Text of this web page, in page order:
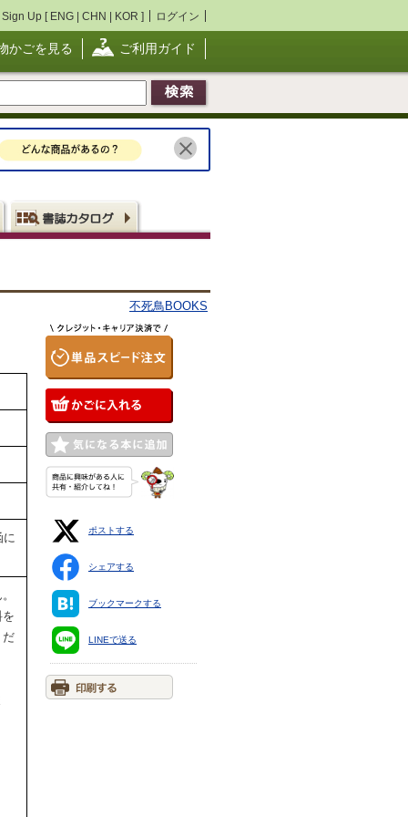
Sign Up [ ENG | CHN | KOR ] ログイン
かごを見る ご利用ガイド
不死鳥BOOKS
だ
ポストする
シェアする
ブックマークする
LINEで送る